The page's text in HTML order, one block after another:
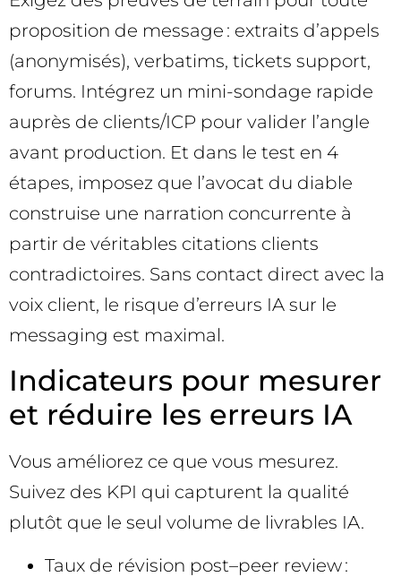
proposition de message : extraits d’appels
(anonymisés), verbatims, tickets support,
forums. Intégrez un mini-sondage rapide
auprès de clients/ICP pour valider l’angle
avant production. Et dans le test en 4
étapes, imposez que l’avocat du diable
construise une narration concurrente à
partir de véritables citations clients
contradictoires. Sans contact direct avec la
voix client, le risque d’erreurs IA sur le
messaging est maximal.
Indicateurs pour mesurer
et réduire les erreurs IA
Vous améliorez ce que vous mesurez.
Suivez des KPI qui capturent la qualité
plutôt que le seul volume de livrables IA.
Taux de révision post–peer review :